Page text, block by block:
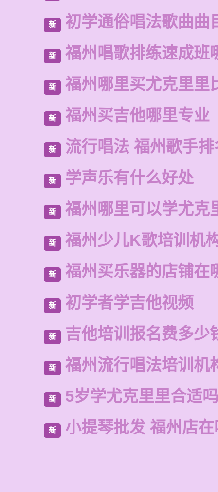
新 初学通俗唱法歌曲曲
新 福州唱歌排练速成班
新 福州哪里买尤克里里
新 福州买吉他哪里专业
新 流行唱法 福州歌手
新 学声乐有什么好处
新 福州哪里可以学尤克
新 福州少儿K歌培训机
新 福州买乐器的店铺在
新 初学者学吉他视频
新 吉他培训报名费多少
新 福州流行唱法培训机
新 5岁学尤克里里合适吗
新 小提琴批发 福州店